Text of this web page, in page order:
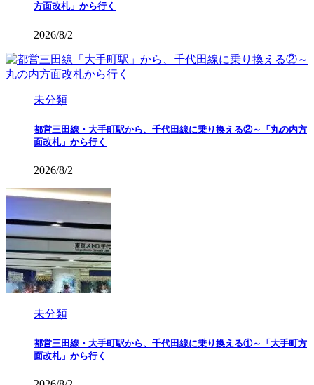
方面改札」から行く
2026/8/2
未分類
都営三田線・大手町駅から、千代田線に乗り換える②～「丸の内方
面改札」から行く
2026/8/2
未分類
都営三田線・大手町駅から、千代田線に乗り換える①～「大手町方
面改札」から行く